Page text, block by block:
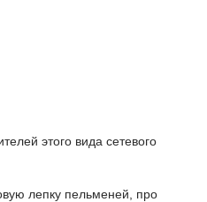
этого вида сетевого
лепку пельменей, про